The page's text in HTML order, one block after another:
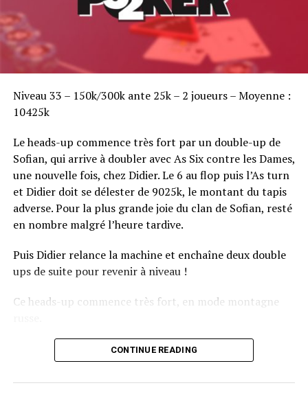
Niveau 33 – 150k/300k ante 25k – 2 joueurs – Moyenne :
10425k
Le heads-up commence très fort par un double-up de
Sofian, qui arrive à doubler avec As Six contre les Dames,
une nouvelle fois, chez Didier. Le 6 au flop puis l’As turn
et Didier doit se délester de 9025k, le montant du tapis
adverse. Pour la plus grande joie du clan de Sofian, resté
en nombre malgré l’heure tardive.
Puis Didier relance la machine et enchaîne deux double
ups de suite pour revenir à niveau !
Ce heads-up commence très fort, en mode montagne
Le champagne va réchauffer si les deux finalistes ne se décident pas !
CONTINUE READING